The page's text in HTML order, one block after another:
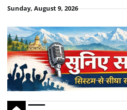
Skip
content
Sunday, August 9, 2026